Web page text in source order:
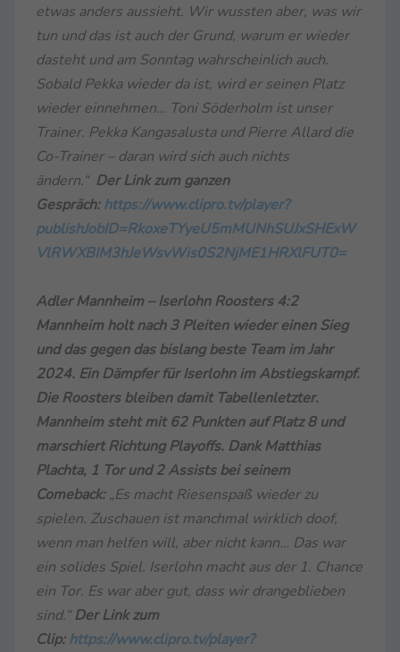
etwas anders aussieht. Wir wussten aber, was wir
tun und das ist auch der Grund, warum er wieder
dasteht und am Sonntag wahrscheinlich auch.
Sobald Pekka wieder da ist, wird er seinen Platz
wieder einnehmen… Toni Söderholm ist unser
Trainer. Pekka Kangasalusta und Pierre Allard die
Co-Trainer – daran wird sich auch nichts
ändern.“ Der Link zum ganzen
Gespräch:https://www.clipro.tv/player?
publishJobID=RkoxeTYyeU5mMUNhSUJxSHExW
VlRWXBIM3hJeWsvWis0S2NjME1HRXlFUT0=
Adler Mannheim – Iserlohn Roosters 4:2
Mannheim holt nach 3 Pleiten wieder einen Sieg
und das gegen das bislang beste Team im Jahr
2024. Ein Dämpfer für Iserlohn im Abstiegskampf.
Die Roosters bleiben damit Tabellenletzter.
Mannheim steht mit 62 Punkten auf Platz 8 und
marschiert Richtung Playoffs. Dank Matthias
Plachta, 1 Tor und 2 Assists bei seinem
Comeback:„Es macht Riesenspaß wieder zu
spielen. Zuschauen ist manchmal wirklich doof,
wenn man helfen will, aber nicht kann… Das war
ein solides Spiel. Iserlohn macht aus der 1. Chance
ein Tor. Es war aber gut, dass wir drangeblieben
sind.“ Der Link zum
Clip:https://www.clipro.tv/player?